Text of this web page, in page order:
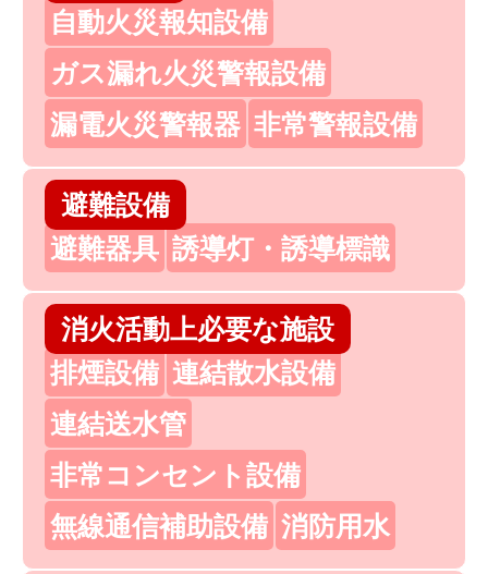
自動火災報知設備
ガス漏れ火災警報設備
漏電火災警報器 非常警報設備
避難設備
避難器具 誘導灯・誘導標識
消火活動上必要な施設
排煙設備 連結散水設備
連結送水管
非常コンセント設備
無線通信補助設備 消防用水